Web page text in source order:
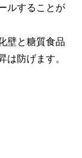
ルすることが
壁と糖質食品
は防げます。